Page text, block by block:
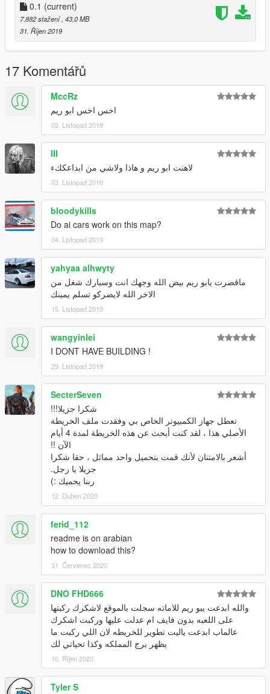
race_track.rpf
Install in read me
Have fun :)
0.1 (current)
7.882 stažení , 43,0 MB
31. Říjen 2019
17 Komentářů
MccRz
اخس اخس ابو ريم
03. Listopad 2019
III
لاهنت ابو ريم و هاذا ولاشي من ابداعككء
03. Listopad 2019
bloodykills
Do ai cars work on this map?
04. Listopad 2019
yahyaa alhwyty
ماقصرت يابو ريم بيض الله وجهك انت وسبارك شغل من
الاخر الله لايضركو تسلم يمينك
15. Listopad 2019
wangyinlei
I DONT HAVE BUILDING !
29. Listopad 2019
SecterSeven
شكرا جزيلا!!!
تعطل جهاز الكمبيوتر الخاص بي وفقدت ملف الخريطة
الأصلي هذا ، لقد كنت أبحث عن هذه الخريطة لمدة 4 أيام
الآن !!
أشعر بالامتنان لأنك قمت بتحميل واحد مماثل ، حقا شكرا
جزيلا يا رجل.
ربنا يحميك :)
12. Duben 2020
ferid_112
readme is on arabian
how to download this?
31. Červenec 2020
DNO FHD666
والله ابدعت يبو ريم للاماته سجلت بالموقع لاشكرك ركبتها
على اللعبه بدون فايف ام عدلت عليها وركبت اشكرك
عالماب ابدعت ياليت تطوير للخريطه لان اللي ركبت ما
يظهر برج المملكه وكذا تحياتي لك
10. Říjen 2020
Tyler S